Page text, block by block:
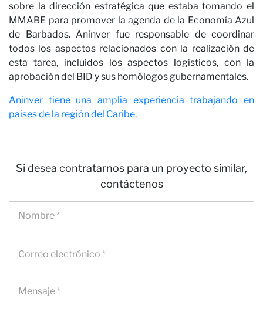
sobre la dirección estratégica que estaba tomando el
MMABE para promover la agenda de la Economía Azul
de Barbados. Aninver fue responsable de coordinar
todos los aspectos relacionados con la realización de
esta tarea, incluidos los aspectos logísticos, con la
aprobación del BID y sus homólogos gubernamentales.
Aninver tiene una amplia experiencia trabajando en
países de la región del Caribe.
Si desea contratarnos para un proyecto similar,
contáctenos